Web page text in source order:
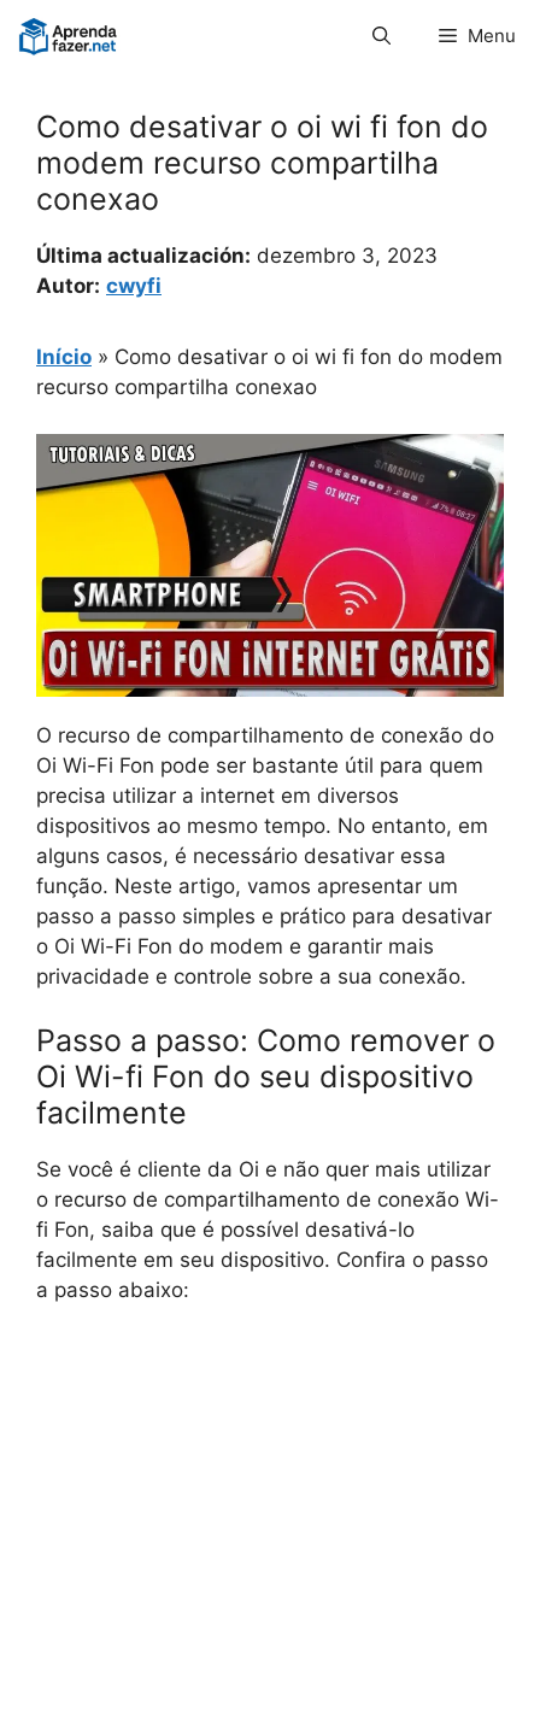
Pular
para
Menu
Como desativar o oi wi fi fon do
modem recurso compartilha
conexao
Última actualización: dezembro 3, 2023
Autor: cwyfi
Início » Como desativar o oi wi fi fon do modem
recurso compartilha conexao
O recurso de compartilhamento de conexão do
Oi Wi-Fi Fon pode ser bastante útil para quem
precisa utilizar a internet em diversos
dispositivos ao mesmo tempo. No entanto, em
alguns casos, é necessário desativar essa
função. Neste artigo, vamos apresentar um
passo a passo simples e prático para desativar
o Oi Wi-Fi Fon do modem e garantir mais
privacidade e controle sobre a sua conexão.
Passo a passo: Como remover o
Oi Wi-fi Fon do seu dispositivo
facilmente
Se você é cliente da Oi e não quer mais utilizar
o recurso de compartilhamento de conexão Wi-
fi Fon, saiba que é possível desativá-lo
facilmente em seu dispositivo. Confira o passo
a passo abaixo: